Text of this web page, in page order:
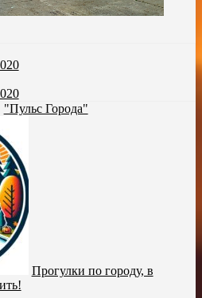
"Пульс Города"
Прогулки по городу, в